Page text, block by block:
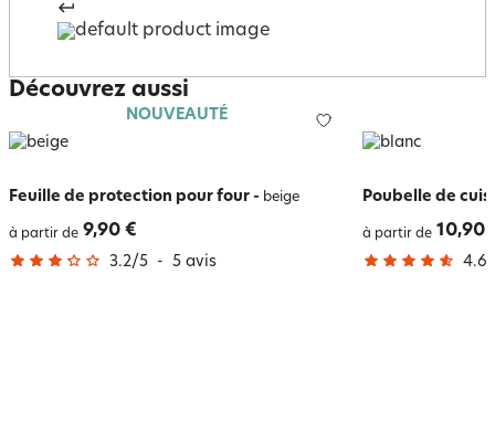
Découvrez aussi
NOUVEAUTÉ
Feuille de protection pour four - beige
à partir de 9,90 €
3.2/5 - 5 avis
Poubelle de
à partir de 10,90
4.6